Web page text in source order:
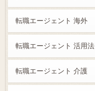
転職エージェント 海外
転職エージェント 活用法
転職エージェント 介護